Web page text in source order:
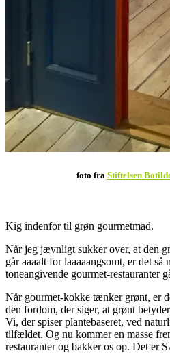
foto fra Stiftelsen
Kig indenfor til grøn gourmetmad.
Når jeg jævnligt sukker over, at den
går aaaalt for laaaaangsomt, er det
toneangivende gourmet-restauranter
Når gourmet-kokke tænker grønt, er
den fordom, der siger, at grønt
Vi, der spiser plantebaseret, ved
tilfældet. Og nu kommer en masse
restauranter og bakker os op. Det er